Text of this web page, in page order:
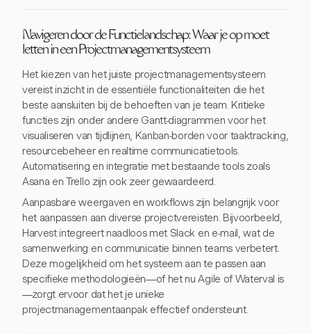
Navigeren door de Functielandschap: Waar je op moet
letten in een Projectmanagementsysteem
Het kiezen van het juiste projectmanagementsysteem
vereist inzicht in de essentiële functionaliteiten die het
beste aansluiten bij de behoeften van je team. Kritieke
functies zijn onder andere Gantt-diagrammen voor het
visualiseren van tijdlijnen, Kanban-borden voor taaktracking,
resourcebeheer en realtime communicatietools.
Automatisering en integratie met bestaande tools zoals
Asana en Trello zijn ook zeer gewaardeerd.
Aanpasbare weergaven en workflows zijn belangrijk voor
het aanpassen aan diverse projectvereisten. Bijvoorbeeld,
Harvest integreert naadloos met Slack en e-mail, wat de
samenwerking en communicatie binnen teams verbetert.
Deze mogelijkheid om het systeem aan te passen aan
specifieke methodologieën—of het nu Agile of Waterval is
—zorgt ervoor dat het je unieke
projectmanagementaanpak effectief ondersteunt.